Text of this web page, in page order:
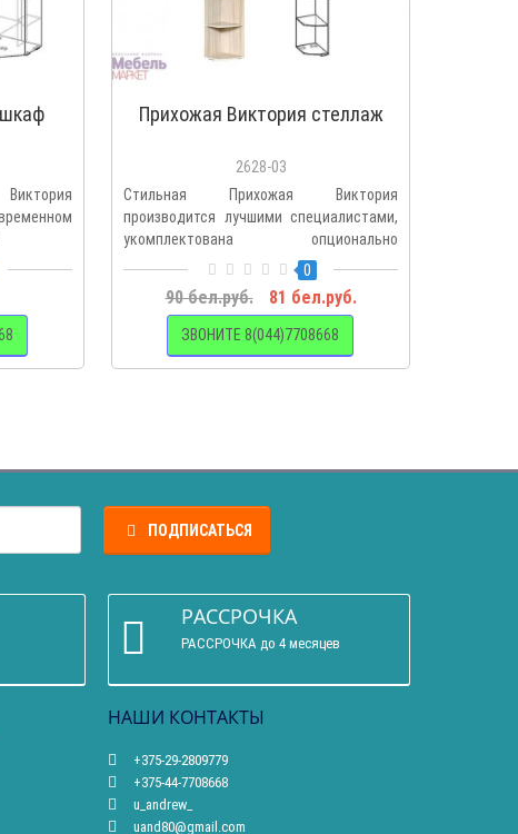
Прихожая Виктория стеллаж
2628-03
Стильная Прихожая Виктория
производится лучшими специалистами,
укомплектована опционально
полновыкат..
0
90 бел.руб. 81 бел.руб.
ЗВОНИТЕ 8(044)7708668
ПОДПИСАТЬСЯ
РАССРОЧКА
РАССРОЧКА до 4 месяцев
НАШИ КОНТАКТЫ
+375-29-2809779
+375-44-7708668
u_andrew_
uand80@gmail.com